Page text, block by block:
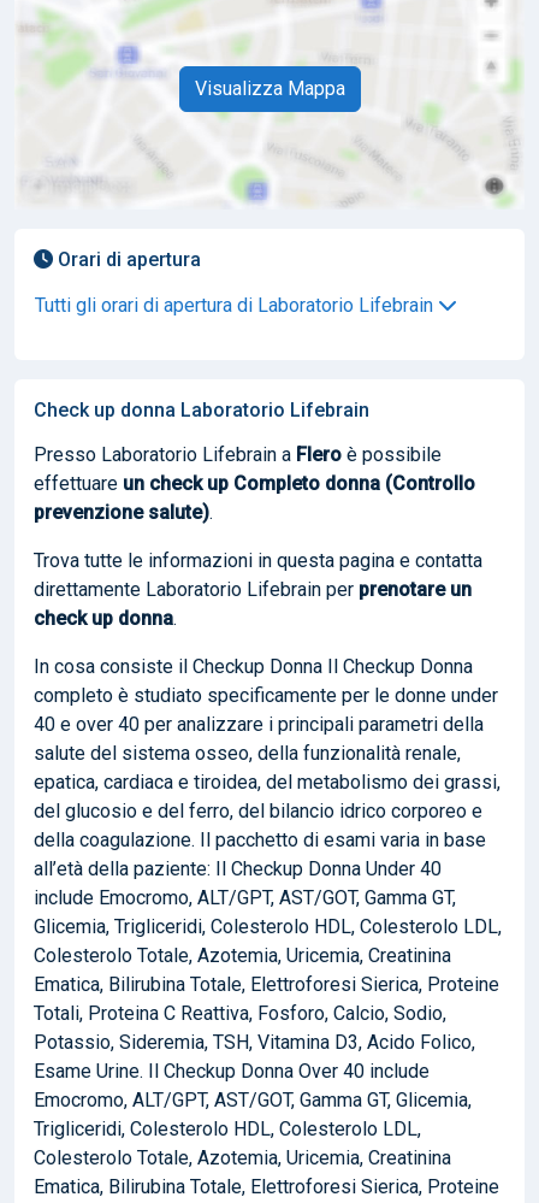
Visualizza Mappa
Orari di apertura
Tutti gli orari di apertura di Laboratorio Lifebrain
Check up donna Laboratorio Lifebrain
Presso Laboratorio Lifebrain a Flero è possibile
effettuare un check up Completo donna (Controllo
prevenzione salute).
Trova tutte le informazioni in questa pagina e contatta
direttamente Laboratorio Lifebrain per prenotare un
check up donna.
In cosa consiste il Checkup Donna Il Checkup Donna
completo è studiato specificamente per le donne under
40 e over 40 per analizzare i principali parametri della
salute del sistema osseo, della funzionalità renale,
epatica, cardiaca e tiroidea, del metabolismo dei grassi,
del glucosio e del ferro, del bilancio idrico corporeo e
della coagulazione. Il pacchetto di esami varia in base
all’età della paziente: Il Checkup Donna Under 40
include Emocromo, ALT/GPT, AST/GOT, Gamma GT,
Glicemia, Trigliceridi, Colesterolo HDL, Colesterolo LDL,
Colesterolo Totale, Azotemia, Uricemia, Creatinina
Ematica, Bilirubina Totale, Elettroforesi Sierica, Proteine
Totali, Proteina C Reattiva, Fosforo, Calcio, Sodio,
Potassio, Sideremia, TSH, Vitamina D3, Acido Folico,
Esame Urine. Il Checkup Donna Over 40 include
Emocromo, ALT/GPT, AST/GOT, Gamma GT, Glicemia,
Trigliceridi, Colesterolo HDL, Colesterolo LDL,
Colesterolo Totale, Azotemia, Uricemia, Creatinina
Ematica, Bilirubina Totale, Elettroforesi Sierica, Proteine